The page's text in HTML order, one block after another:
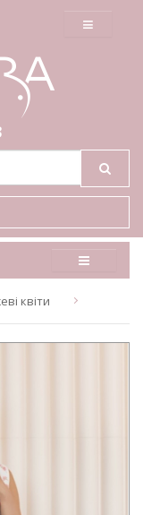
≡
квіти